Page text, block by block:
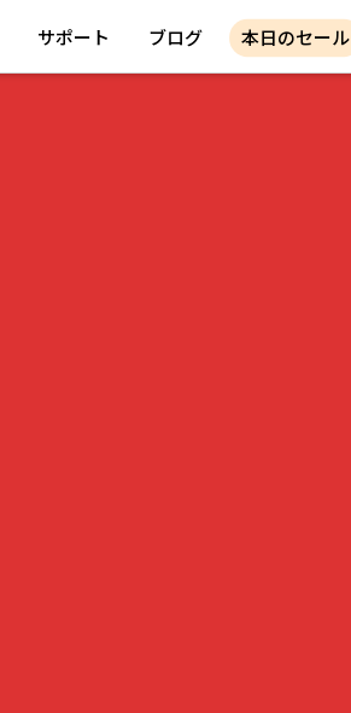
サポート ブログ 本日のセール